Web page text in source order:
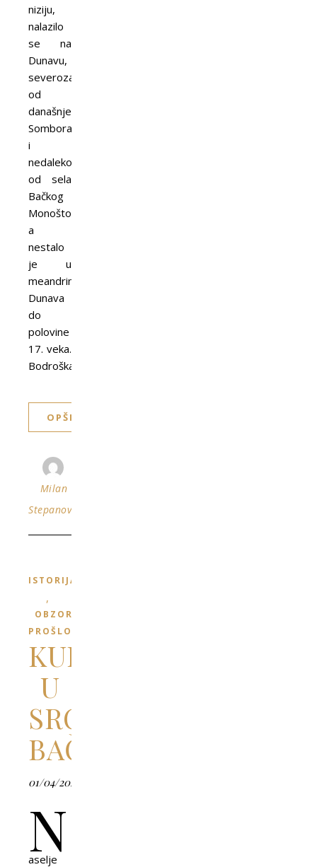
niziju,
nalazilo
se na
Dunavu,
severozapadno
od
današnjeg
Sombora
i
nedaleko
od sela
Bačkog
Monoštora,
a
nestalo
je u
meandrima
Dunava
do
polovine
17. veka.
Bodroška…
OPŠIRNIJE
Milan
Stepanović
ISTORIJA
,
OBZORJA
PROŠLOSTI
KULA
U
SRCU
BAČKE
01/04/2026
N
aselje